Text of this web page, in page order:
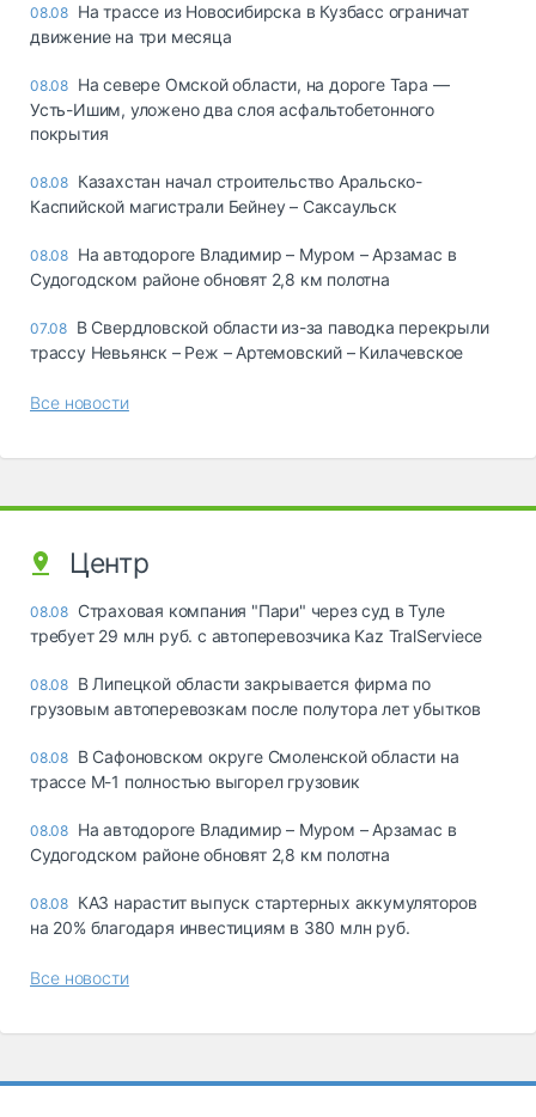
08.08 На трассе из Новосибирска в Кузбасс ограничат
движение на три месяца
08.08 На севере Омской области, на дороге Тара —
Усть-Ишим, уложено два слоя асфальтобетонного
покрытия
08.08 Казахстан начал строительство Аральско-
Каспийской магистрали Бейнеу – Саксаульск
08.08 На автодороге Владимир – Муром – Арзамас в
Судогодском районе обновят 2,8 км полотна
07.08 В Свердловской области из-за паводка перекрыли
трассу Невьянск – Реж – Артемовский – Килачевское
Все новости
Центр
08.08 Страховая компания "Пари" через суд в Туле
требует 29 млн руб. с автоперевозчика Kaz TralServiece
08.08 В Липецкой области закрывается фирма по
грузовым автоперевозкам после полутора лет убытков
08.08 В Сафоновском округе Смоленской области на
трассе М-1 полностью выгорел грузовик
08.08 На автодороге Владимир – Муром – Арзамас в
Судогодском районе обновят 2,8 км полотна
08.08 КАЗ нарастит выпуск стартерных аккумуляторов
на 20% благодаря инвестициям в 380 млн руб.
Все новости